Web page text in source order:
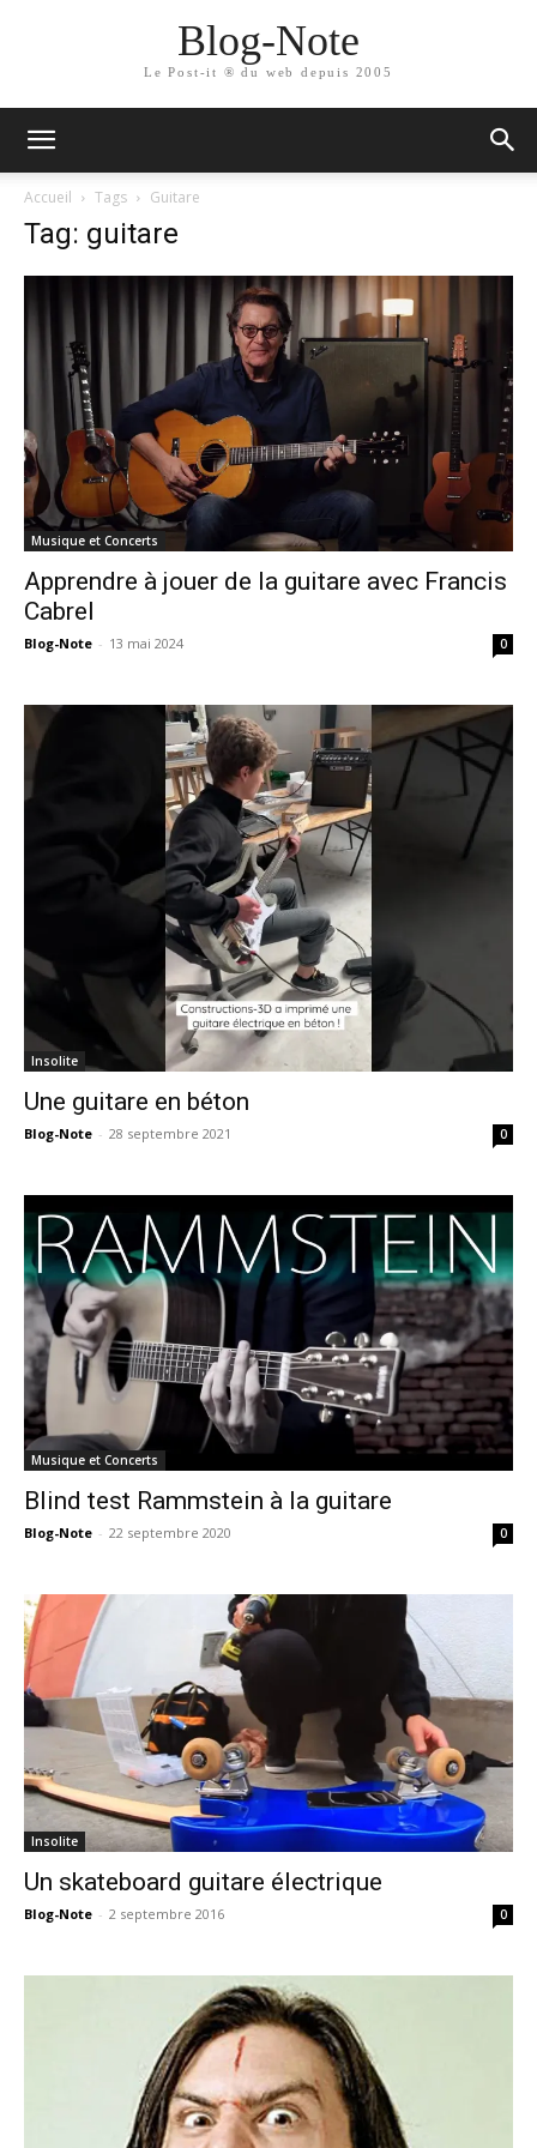
Blog-Note
Le Post-it ® du web depuis 2005
Accueil Tags Guitare
Tag: guitare
Musique et Concerts
Apprendre à jouer de la guitare avec Francis
Cabrel
Blog-Note - 13 mai 2024 0
Insolite
Une guitare en béton
Blog-Note - 28 septembre 2021 0
Musique et Concerts
Blind test Rammstein à la guitare
Blog-Note - 22 septembre 2020 0
Insolite
Un skateboard guitare électrique
Blog-Note - 2 septembre 2016 0